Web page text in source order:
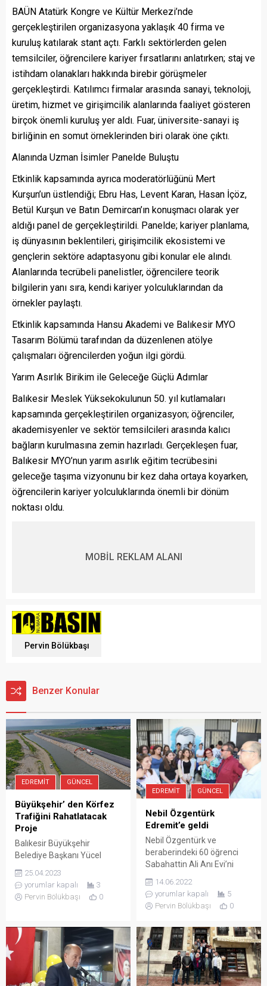
BAÜN Atatürk Kongre ve Kültür Merkezi’nde
gerçekleştirilen organizasyona yaklaşık 40 firma ve
kuruluş katılarak stant açtı. Farklı sektörlerden gelen
temsilciler, öğrencilere kariyer fırsatlarını anlatırken; staj ve
istihdam olanakları hakkında birebir görüşmeler
gerçekleştirdi. Katılımcı firmalar arasında sanayi, teknoloji,
üretim, hizmet ve girişimcilik alanlarında faaliyet gösteren
birçok önemli kuruluş yer aldı. Fuar, üniversite-sanayi iş
birliğinin en somut örneklerinden biri olarak öne çıktı.
Alanında Uzman İsimler Panelde Buluştu
Etkinlik kapsamında ayrıca moderatörlüğünü Mert
Kurşun’un üstlendiği; Ebru Has, Levent Karan, Hasan İçöz,
Betül Kurşun ve Batın Demircan’ın konuşmacı olarak yer
aldığı panel de gerçekleştirildi. Panelde; kariyer planlama,
iş dünyasının beklentileri, girişimcilik ekosistemi ve
gençlerin sektöre adaptasyonu gibi konular ele alındı.
Alanlarında tecrübeli panelistler, öğrencilere teorik
bilgilerin yanı sıra, kendi kariyer yolculuklarından da
örnekler paylaştı.
Etkinlik kapsamında Hansu Akademi ve Balıkesir MYO
Tasarım Bölümü tarafından da düzenlenen atölye
çalışmaları öğrencilerden yoğun ilgi gördü.
Yarım Asırlık Birikim ile Geleceğe Güçlü Adımlar
Balıkesir Meslek Yüksekokulunun 50. yıl kutlamaları
kapsamında gerçekleştirilen organizasyon; öğrenciler,
akademisyenler ve sektör temsilcileri arasında kalıcı
bağların kurulmasına zemin hazırladı. Gerçekleşen fuar,
Balıkesir MYO’nun yarım asırlık eğitim tecrübesini
geleceğe taşıma vizyonunu bir kez daha ortaya koyarken,
öğrencilerin kariyer yolculuklarında önemli bir dönüm
noktası oldu.
MOBİL REKLAM ALANI
Pervin Bölükbaşı
Benzer Konular
EDREMIT GÜNCEL
Büyükşehir’ den Körfez
Trafiğini Rahatlatacak
Proje
Balıkesir Büyükşehir
Belediye Başkanı Yücel
Zeytinli, Altınkum ve Akçay
Mahallelerini birbirine
bağlayan Ülkü Yolu’nda
başladıklarının ve yolun yaz
sezonuna yetişeceğinin
müjdesini verdi. Balıkesir
Büyükşehir Belediyesi,
Edremit İlçesi’nin; Zeytinli,
25.04.2023
yorumlar kapalı
3
Pervin Bölükbaşı
0
EDREMIT GÜNCEL
Nebil Özgentürk
Edremit’e geldi
Nebil Özgentürk ve
beraberindeki 60 öğrenci
Sabahattin Ali Anı Evi’ni
Sultan Selim Anadolu
Lisesi’nde eğitim gören 60
öğrenci, Edebiyatımızın usta
dönem yaşadığı ev olan
Sabahattin Ali Anı Evi’ni,
Gazeteci – Belgesel
Yapımcısı Nebil Özgentürk
eşliğinde gezdi. Öğrenciler,
14.06.2022
yorumlar kapalı
5
Pervin Bölükbaşı
0